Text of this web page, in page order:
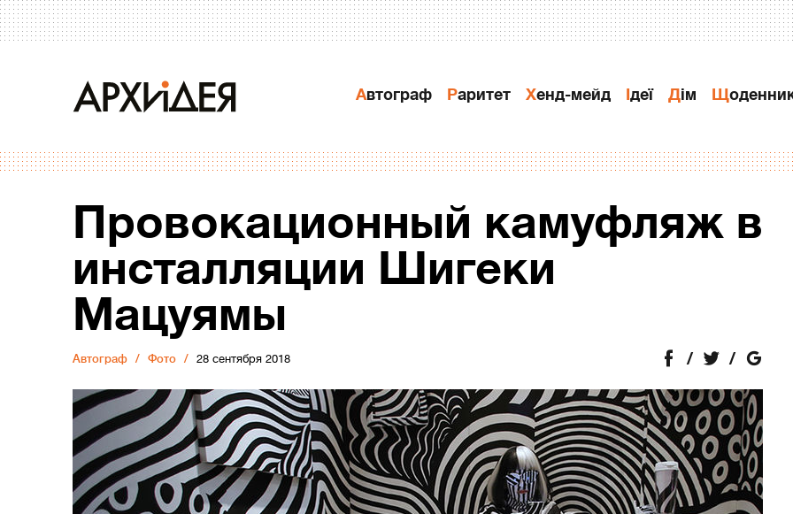
Автограф Раритет Хенд-мейд Ідеї Дiм
Провокационный камуфляж в
инсталляции Шигеки
Мацуямы
Автограф Фото 28 сентября 2018